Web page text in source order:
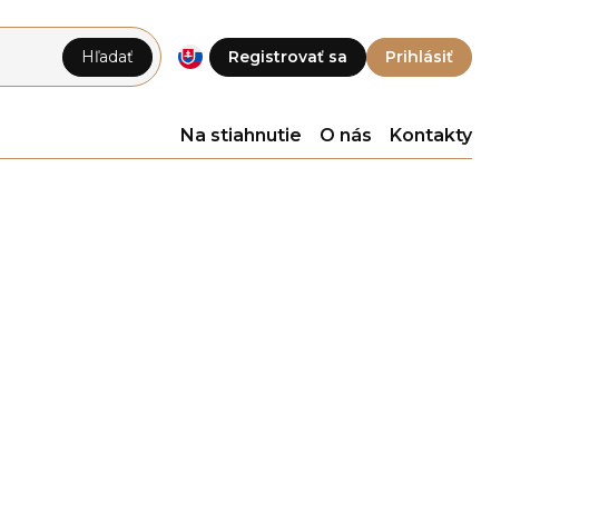
Registrovať sa Prihlásiť
Hľadať
Na stiahnutie O nás Kontakty